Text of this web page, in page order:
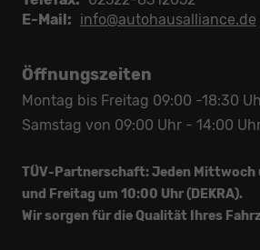
E-Mail: info@autohausalliance.de
Öffnungszeiten
Montag bis Freitag 09:00 -18:30
Samstag von 09:00 Uhr - 14:00
TÜV-Partnerschaft: Jeden Mittwoch
und Freitag um 10:00 Uhr (DEKRA).
Wir sorgen für die Qualität Ihres